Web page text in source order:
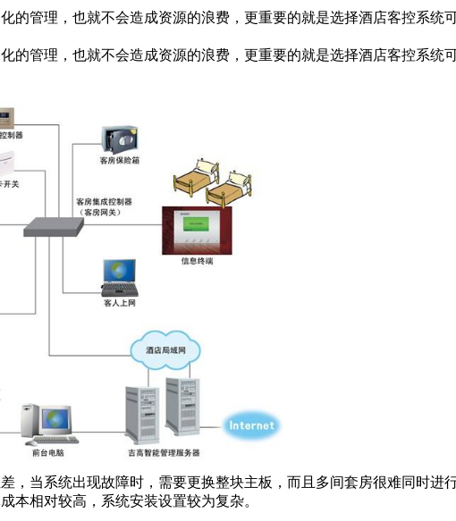
管理，也就不会造成资源的浪费，更重要的就是选择酒店客控系统
的管理，也就不会造成资源的浪费，更重要的就是选择酒店客控系统
系统出现故障时，需要更换整块主板，而且多间套房很难同时进
本相对较高，系统安装设置较为复杂。